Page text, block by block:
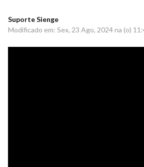
Suporte Sienge
Modificado em: Sex, 23 Ago, 2024 na (o)